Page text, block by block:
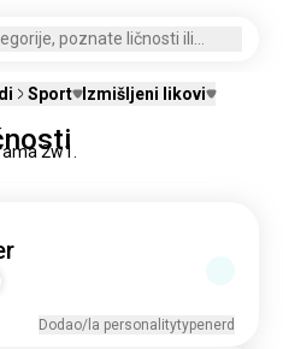
poznate ličnosti ili
Sport Izmišljeni likovi
2w1.
Dodao/la personalitytypenerd